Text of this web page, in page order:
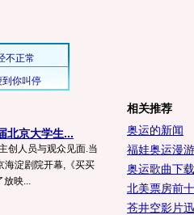
北京大学生...
创人员与观众见面.当
海淀剧院开幕,《买买
放映...
相关推荐
奥运的新闻
福娃奥运漫
奥运歌曲下载
北美票房前
苍井空影片